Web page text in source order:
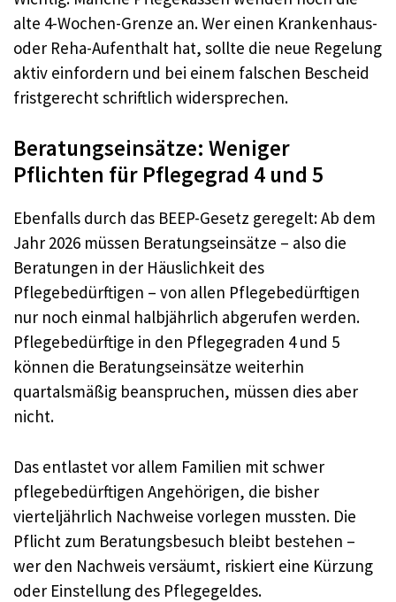
alte 4-Wochen-Grenze an. Wer einen Krankenhaus-
oder Reha-Aufenthalt hat, sollte die neue Regelung
aktiv einfordern und bei einem falschen Bescheid
fristgerecht schriftlich widersprechen.
Beratungseinsätze: Weniger
Pflichten für Pflegegrad 4 und 5
Ebenfalls durch das BEEP-Gesetz geregelt: Ab dem
Jahr 2026 müssen Beratungseinsätze – also die
Beratungen in der Häuslichkeit des
Pflegebedürftigen – von allen Pflegebedürftigen
nur noch einmal halbjährlich abgerufen werden.
Pflegebedürftige in den Pflegegraden 4 und 5
können die Beratungseinsätze weiterhin
quartalsmäßig beanspruchen, müssen dies aber
nicht.
Das entlastet vor allem Familien mit schwer
pflegebedürftigen Angehörigen, die bisher
vierteljährlich Nachweise vorlegen mussten. Die
Pflicht zum Beratungsbesuch bleibt bestehen –
wer den Nachweis versäumt, riskiert eine Kürzung
oder Einstellung des Pflegegeldes.